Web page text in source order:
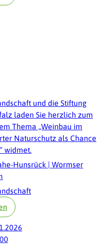
und die Stiftung
laden Sie herzlich zum
Thema „Weinbau im
Naturschutz als Chance
widmet.
Hunsrück | Wormser